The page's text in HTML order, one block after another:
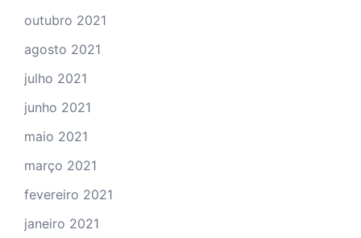
outubro 2021
agosto 2021
julho 2021
junho 2021
maio 2021
março 2021
fevereiro 2021
janeiro 2021